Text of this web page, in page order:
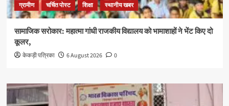
ग्रामीण चर्चित पोस्ट शिक्षा स्थानीय खबर
सामाजिक सरोकार: महात्मा गांधी राजकीय विद्यालय को भामाशाहों ने भेंट किए दो
कूलर,
केकड़ी पत्रिका 6 August 2026 0